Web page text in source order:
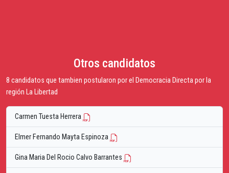
Otros candidatos
8 candidatos que tambien postularon por el Democracia Directa por la
región La Libertad
Carmen Tuesta Herrera
Elmer Fernando Mayta Espinoza
Gina Maria Del Rocio Calvo Barrantes